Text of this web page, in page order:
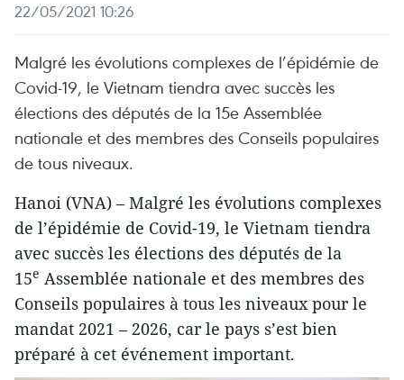
22/05/2021 10:26
Malgré les évolutions complexes de l’épidémie de
Covid-19, le Vietnam tiendra avec succès les
élections des députés de la 15e Assemblée
nationale et des membres des Conseils populaires
de tous niveaux.
Hanoi (VNA) – Malgré les évolutions complexes
de l’épidémie de Covid-19, le Vietnam tiendra
avec succès les élections des députés de la
15e Assemblée nationale et des membres des
Conseils populaires à tous les niveaux pour le
mandat 2021 – 2026, car le pays s’est bien
préparé à cet événement important.